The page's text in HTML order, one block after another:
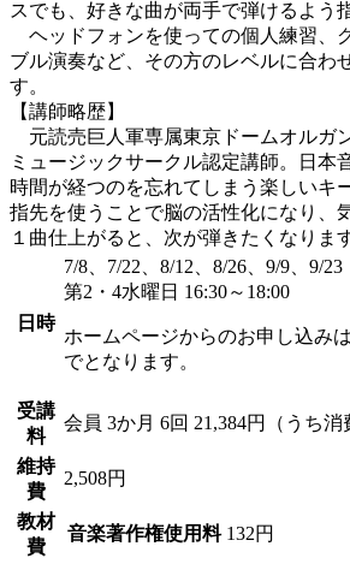
スでも、好きな曲が両手で弾けるよう
ヘッドフォンを使っての個人練習、
ブル演奏など、その方のレベルに合わ
す。
【講師略歴】
元読売巨人軍専属東京ドームオルガ
ミュージックサークル認定講師。日本
時間が経つのを忘れてしまう楽しいキ
指先を使うことで脳の活性化になり、
１曲仕上がると、次が弾きたくなりま
日時
7/8、7/22、8/12、8/26、9/9、9/23
第2・4水曜日 16:30～18:00
ホームページからのお申し込み
でとなります。
受講
料
会員 3か月 6回 21,384円（うち消
維持
費
2,508円
教材
費
音楽著作権使用料 132円